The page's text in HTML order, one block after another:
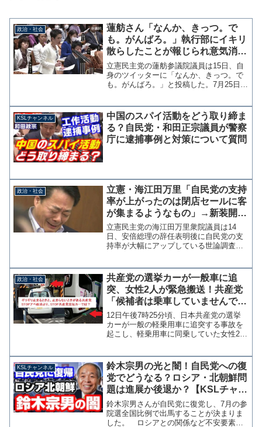
政治・社会
蓮舫さん「なんか、きっつ。で
も。がんばろ。」執行部にイキリ
散らしたことが報じられ意気消沈
か？
立憲民主党の蓮舫参議院議員は15日、自
身のツイッターに「なんか、きっつ。で
も。がんばろ。」と投稿した。7月25日の
ったのだろうか。なんか、きっつ。で
も。がんばろ。— 蓮...
KSLチャンネル
中国のスパイ活動をどう取り締ま
る？自民党・和田正宗議員が警察
庁に逮捕事例と対策について質問
政治・社会
立憲・海江田万里「自民党の支持
率が上がったのは閉店セールに客
が集まるようなもの」→新装開店
セールに失敗した立憲の負け惜し
み
立憲民主党の海江田万里衆院議員は14
日、安倍総理の辞任表明後に自民党の支
持率が大幅にアップしている世論調査結
るはず」とツイッターに投稿した。よほ
ど悔しかったのだろう。最...
政治・社会
共産党の選挙カーが一般車に追
突、女性2人が緊急搬送！共産党
「候補者は乗車していませんでし
た」←それは関係ない
12日午後7時25分頃、日本共産党の選挙
カーが一般の軽乗用車に追突する事故を
起こし、軽乗用車に同乗していた女性2人
に行くために発進した際、前方で停車し
ていた乗用車に追突...
KSLチャンネル
鈴木宗男の光と闇！自民党への復
党でどうなる？ロシア・北朝鮮問
題は進展か後退か？【KSLチャン
ネル】
鈴木宗男さんが自民党に復党し、7月の参
院選全国比例で出馬することが決まりま
した。 ロシアとの関係など不安要素は